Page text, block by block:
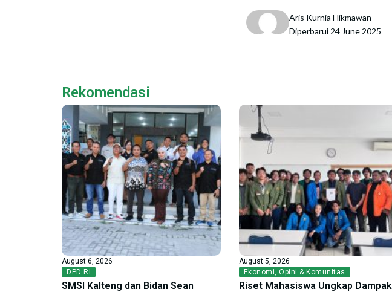
Aris Kurnia Hikmawan
Diperbarui 24 June 2025
Rekomendasi
August 6, 2026
DPD RI
SMSI Kalteng dan Bidan Sean
August 5, 2026
Ekonomi Opini & Komunitas
Riset Mahasiswa Ungkap Dampak